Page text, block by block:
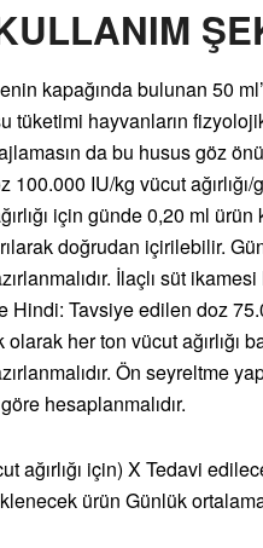
kapağında bulunan 50
tüketimi hayvanların
da bu husus göz
IU/kg vücut
için günde 0,20 ml
doğrudan içirilebilir.
İlaçlı süt
Hindi: Tavsiye edilen doz
her ton vücut ağırlığı
Ön seyreltme
hesaplanmalıdır.
ağırlığı için) X Tedavi
ürün Günlük